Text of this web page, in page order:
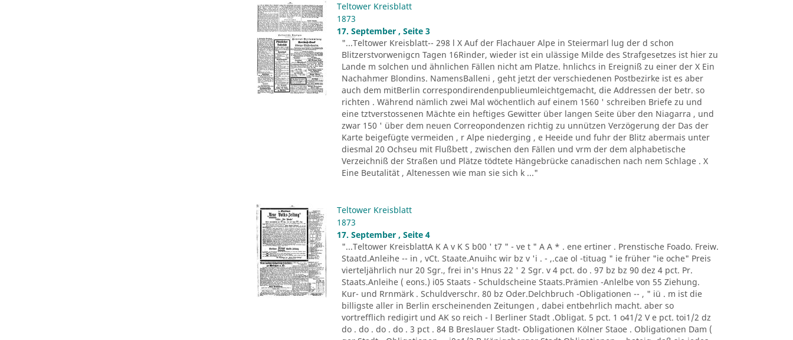
Teltower Kreisblatt
1873
17. September , Seite 3
"...Teltower Kreisblatt-- 298 l X Auf der Flachauer Alpe in Steiermarl lug der d schon
Blitzerstvorwenigcn Tagen 16Rinder, wieder ist ein ulässige Milde des Strafgesetzes ist hier zu
Lande m solchen und ähnlichen Fällen nicht am Platze. hnlichcs in Ereigniß zu einer der X Ein
Nachahmer Blondins. NamensBalleni , geht jetzt der verschiedenen Postbezirke ist es aber
auch dem mitBerlin correspondirendenpublieumleichtgemacht, die Addressen der betr. so
richten . Während nämlich zwei Mal wöchentlich auf einem 1560 ' schreiben Briefe zu und
eine tztverstossenen Mächte ein heftiges Gewitter über langen Seite über den Niagarra , und
zwar 150 ' über dem neuen Correopondenzen richtig zu unnützen Verzögerung der Das der
Karte beigefügte vermeiden , r Alpe niederging , e Heeide und fuhr der Blitz abermais unter
diesmal 20 Ochseu mit Flußbett , zwischen den Fällen und vrm der dem alphabetische
Verzeichniß der Straßen und Plätze tödtete Hängebrücke canadischen nach nem Schlage . X
Eine Beutalität , Altenessen wie man sie sich k ..."
Teltower Kreisblatt
1873
17. September , Seite 4
"...Teltower KreisblattA K A v K S b00 ' t7 " - ve t " A A * . ene ertiner . Prenstische Foado. Freiw.
Staatd.Anleihe -- in , vCt. Staate.Anuihc wir bz v 'i . - ,.cae ol -tituag " ie früher "ie oche" Preis
vierteljährlich nur 20 Sgr., frei in's Hnus 22 ' 2 Sgr. v 4 pct. do . 97 bz bz 90 dez 4 pct. Pr.
Staats.Anleihe ( eons.) i05 Staats - Schuldscheine Staats.Prämien -Anlelbe von 55 Ziehung.
Kur- und Rrnmärk . Schuldverschr. 80 bz Oder.Delchbruch -Obligationen -- , " iü . m ist die
billigste aller in Berlin erscheinenden Zeitungen , dabei entbehrlich macht. aber so
vortrefflich redigirt und AK so reich - l Berliner Stadt .Obligat. 5 pct. 1 o41/2 V e pct. toi1/2 dz
do . do . do . do . 3 pct . 84 B Breslauer Stadt- Obligationen Kölner Staoe . Obligationen Dam (